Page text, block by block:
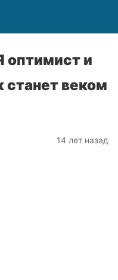
оптимист и
станет веком
14 лет назад